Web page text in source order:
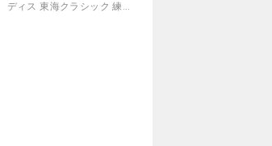
ディス 東海クラシック 練習